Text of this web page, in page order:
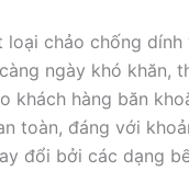
chảo chống
ngày khó khăn,
khách hàng băn
toàn, đáng với
đổi bởi các dạng